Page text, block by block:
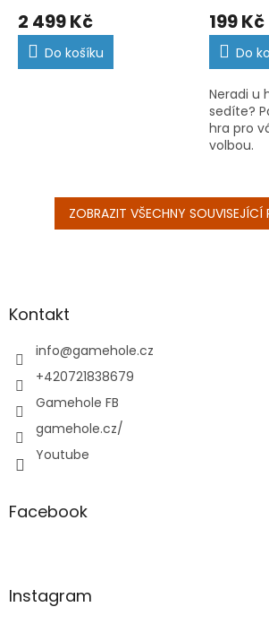
2 499 Kč
Do košíku
199 Kč
Do
Neradi u
sedíte?
hra pro
volbou.
ZOBRAZIT VŠECHNY SOUVISEJÍCÍ
aKontakt
info@gamehole.cz
+420721838679
Gamehole FB
gamehole.cz/
Youtube
Facebook
Instagram